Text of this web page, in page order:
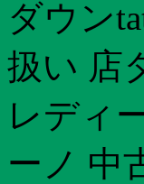
ダウン
扱い 店
レディ
ーノ 中